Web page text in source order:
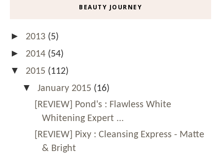
BEAUTY JOURNEY
► 2013 (5)
► 2014 (54)
▼ 2015 (112)
▼ January 2015 (16)
[REVIEW] Pond's : Flawless White
Whitening Expert ...
[REVIEW] Pixy : Cleansing Express - Matte
& Bright